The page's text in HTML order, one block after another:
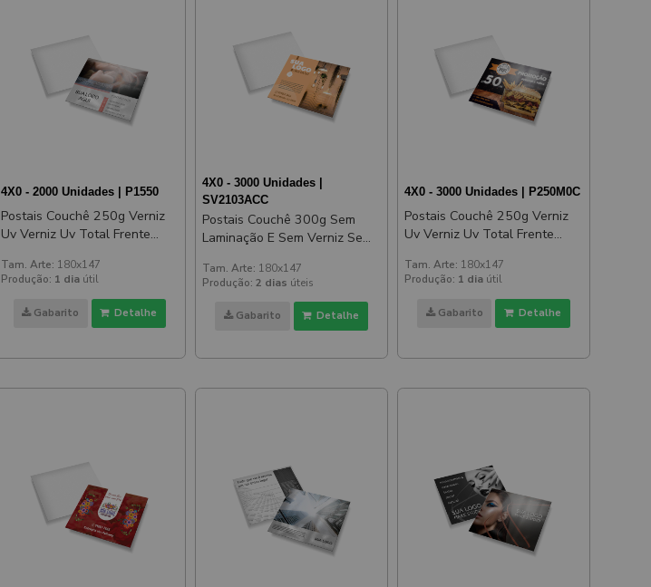
4X0 - 2000 Unidades | P1550
Postais Couchê 250g Verniz
Uv Verniz Uv Total Frente
Tam. Arte: 180x147
Produção: 1 dia útil
Gabarito Detalhe
4X0 - 3000 Unidades |
SV2103ACC
Postais Couchê 300g Sem
Laminação E Sem Verniz Sem
Tam. Arte: 180x147
Produção: 2 dias úteis
Gabarito Detalhe
4X0 - 3000 Unidades | P250M0C
Postais Couchê 250g Verniz
Uv Verniz Uv Total Frente
Tam. Arte: 180x147
Produção: 1 dia útil
Gabarito Detalhe